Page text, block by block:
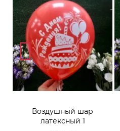
Воздушный шар
латексный 1